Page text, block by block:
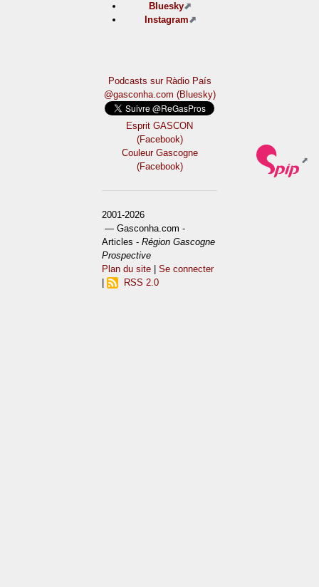
Bluesky
Instagram
Podcasts sur Ràdio País
@gasconha.com (Bluesky)
Esprit GASCON
(Facebook)
Couleur Gascogne
(Facebook)
2001-2026
— Gasconha.com -
Articles -Région Gascogne
Prospective
Plan du site |Se connecter
RSS 2.0